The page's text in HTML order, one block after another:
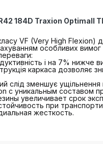
184D Traxion Optimall
VF (Very High Flexion)
особливих вимог
і на 7% нижче
каркаса дозволяє
слід зменшує ущільнення
с уникальным составом
увеличивает срок
при
жесткость.